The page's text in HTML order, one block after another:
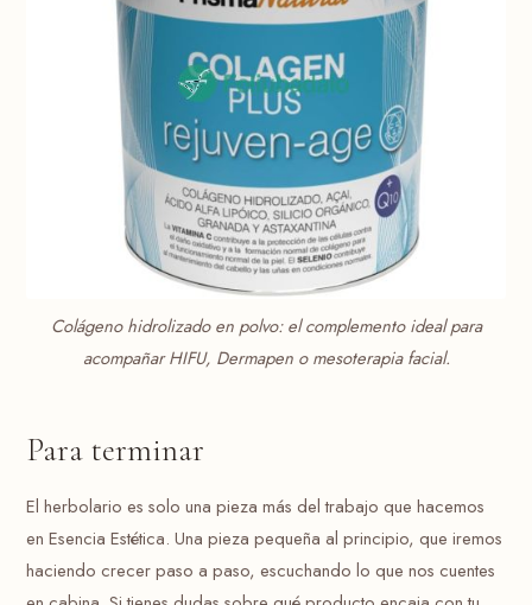
Colágeno hidrolizado en polvo: el complemento ideal para
acompañar HIFU, Dermapen o mesoterapia facial.
Para terminar
El herbolario es solo una pieza más del trabajo que hacemos
en Esencia Estética. Una pieza pequeña al principio, que iremos
haciendo crecer paso a paso, escuchando lo que nos cuentes